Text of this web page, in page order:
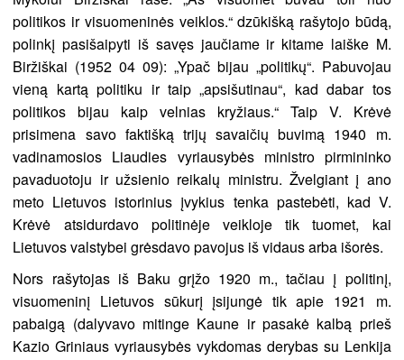
politikos ir visuomeninės veiklos.“ dzūkišką rašytojo būdą,
polinkį pasišaipyti iš savęs jaučiame ir kitame laiške M.
Biržiškai (1952 04 09): „Ypač bijau „politikų“. Pabuvojau
vieną kartą politiku ir taip „apsišutinau“, kad dabar tos
politikos bijau kaip velnias kryžiaus.“ Taip V. Krėvė
prisimena savo faktišką trijų savaičių buvimą 1940 m.
vadinamosios Liaudies vyriausybės ministro pirmininko
pavaduotoju ir užsienio reikalų ministru. Žvelgiant į ano
meto Lietuvos istorinius įvykius tenka pastebėti, kad V.
Krėvė atsidurdavo politinėje veikloje tik tuomet, kai
Lietuvos valstybei grėsdavo pavojus iš vidaus arba išorės.
Nors rašytojas iš Baku grįžo 1920 m., tačiau į politinį,
visuomeninį Lietuvos sūkurį įsijungė tik apie 1921 m.
pabaigą (dalyvavo mitinge Kaune ir pasakė kalbą prieš
Kazio Griniaus vyriausybės vykdomas derybas su Lenkija